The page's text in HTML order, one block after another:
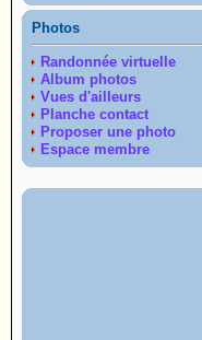
Photos
Randonnée virtuelle
Album photos
Vues d'ailleurs
Planche contact
Proposer une photo
Espace membre